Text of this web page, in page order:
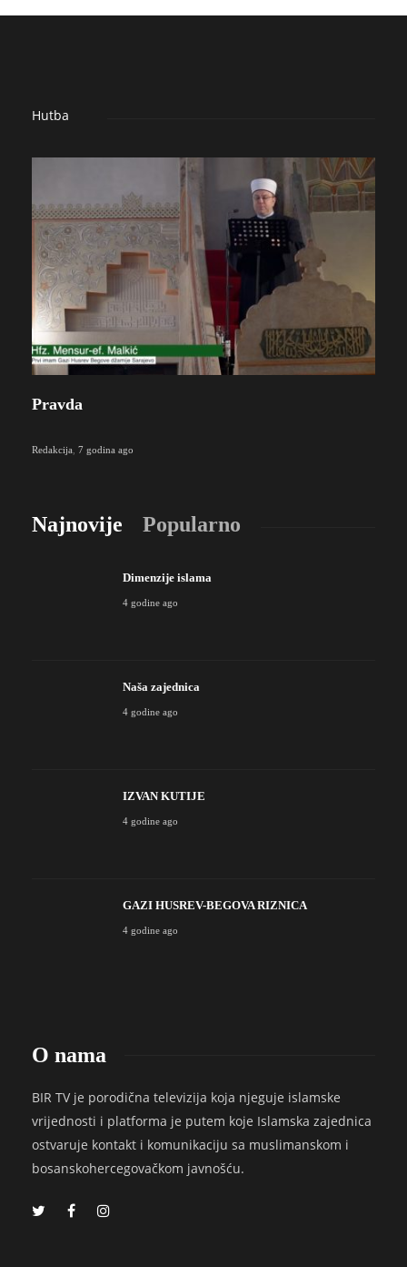
Hutba
Pravda
Redakcija 7 godina ago
Najnovije Popularno
Dimenzije islama
4 godine ago
Naša zajednica
4 godine ago
IZVAN KUTIJE
4 godine ago
GAZI HUSREV-BEGOVA RIZNICA
4 godine ago
O nama
BIR TV je porodična televizija koja njeguje islamske
vrijednosti i platforma je putem koje Islamska zajednica
ostvaruje kontakt i komunikaciju sa muslimanskom i
bosanskohercegovačkom javnošću.